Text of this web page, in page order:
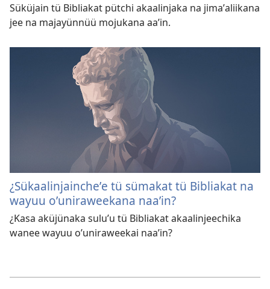
Süküjain tü Bibliakat pütchi akaalinjaka na jimaʼaliikana
jee na majayünnüü mojukana aaʼin.
¿Sükaalinjaincheʼe tü sümakat tü Bibliakat na
wayuu oʼuniraweekana naaʼin?
¿Kasa aküjünaka suluʼu tü Bibliakat akaalinjeechika
wanee wayuu oʼuniraweekai naaʼin?